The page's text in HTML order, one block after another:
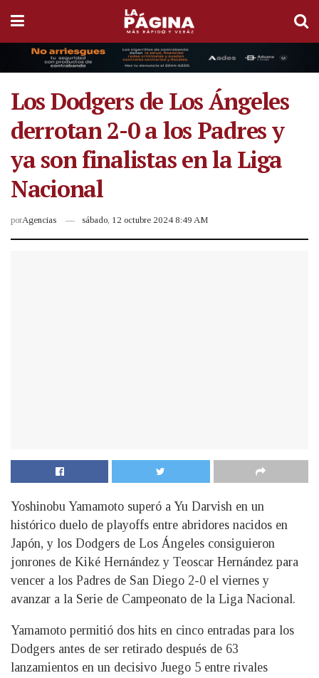
Los Dodgers de Los Ángeles
derrotan 2-0 a los Padres y
ya son finalistas en la Liga
Nacional
porAgencias sábado, 12 octubre 2024 8:49 AM
Yoshinobu Yamamoto superó a Yu Darvish en un
histórico duelo de playoffs entre abridores nacidos en
Japón, y los Dodgers de Los Ángeles consiguieron
jonrones de Kiké Hernández y Teoscar Hernández para
vencer a los Padres de San Diego 2-0 el viernes y
avanzar a la Serie de Campeonato de la Liga Nacional.
Yamamoto permitió dos hits en cinco entradas para los
Dodgers antes de ser retirado después de 63
lanzamientos en un decisivo Juego 5 entre rivales